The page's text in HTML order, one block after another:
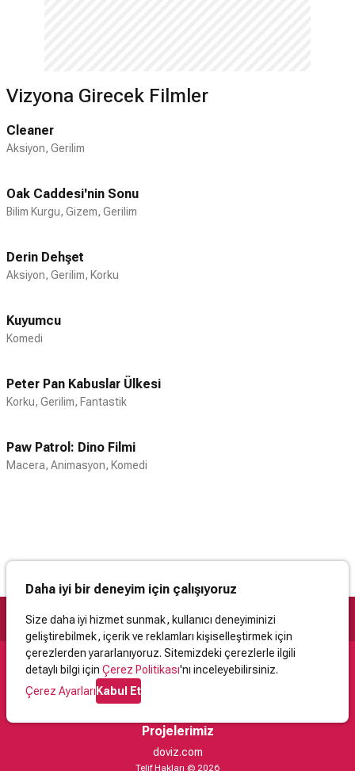
Vizyona Girecek Filmler
Cleaner
Aksiyon, Gerilim
Oak Caddesi'nin Sonu
Bilim Kurgu, Gizem, Gerilim
Derin Dehşet
Aksiyon, Gerilim, Korku
Kuyumcu
Komedi
Peter Pan Kabuslar Ülkesi
Korku, Gerilim, Fantastik
Paw Patrol: Dino Filmi
Macera, Animasyon, Komedi
Daha iyi bir deneyim için çalışıyoruz
Size daha iyi hizmet sunmak, kullanıcı deneyiminizi
geliştirebilmek, içerik ve reklamları kişiselleştirmek için
çerezlerden yararlanıyoruz. Sitemizdeki çerezlerle ilgili
detaylı bilgi için Çerez Politikası'nı inceleyebilirsiniz.
Çerez AyarlarıKabul Et
Destek
İletişimYardımKullanıcı Sözleşmesi
Projelerimiz
doviz.com
Telif Hakları © 2026